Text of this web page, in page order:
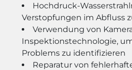
Hochdruck-
Verstopfungen im Abfluss
Verwendung von
Inspektionstechnologie,
Problems zu identifizieren
Reparatur von